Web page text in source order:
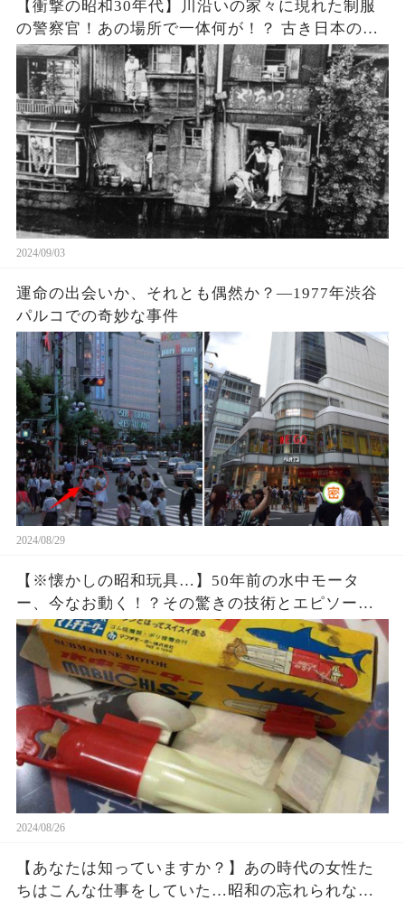
【衝撃の昭和30年代】川沿いの家々に現れた制服
の警察官！あの場所で一体何が！？ 古き日本の暮
らしに迫る…
2024/09/03
運命の出会いか、それとも偶然か？―1977年渋谷
パルコでの奇妙な事件
2024/08/29
【※懐かしの昭和玩具…】50年前の水中モータ
ー、今なお動く！？その驚きの技術とエピソード
とは！
2024/08/26
【あなたは知っていますか？】あの時代の女性た
ちはこんな仕事をしていた…昭和の忘れられない